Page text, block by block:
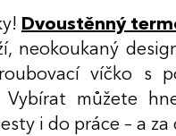
Dvoustěnný
neokoukaný
víčko s
Vybírat můžete
i do práce – a